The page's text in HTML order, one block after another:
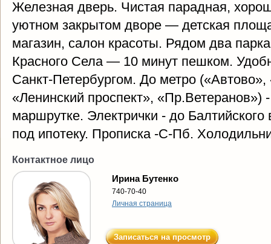
Железная дверь. Чистая парадная,
уютном закрытом дворе — детская
магазин, салон красоты. Рядом два
Красного Села — 10 минут пешком.
Санкт-Петербургом. До метро («Автово»,
«Ленинский проспект», «Пр.Ветеранов»)
маршрутке. Электрички - до Балтийского
под ипотеку. Прописка -С-Пб.
Контактное лицо
Ирина Бутенко
740-70-40
Личная страница
Записаться на просмотр